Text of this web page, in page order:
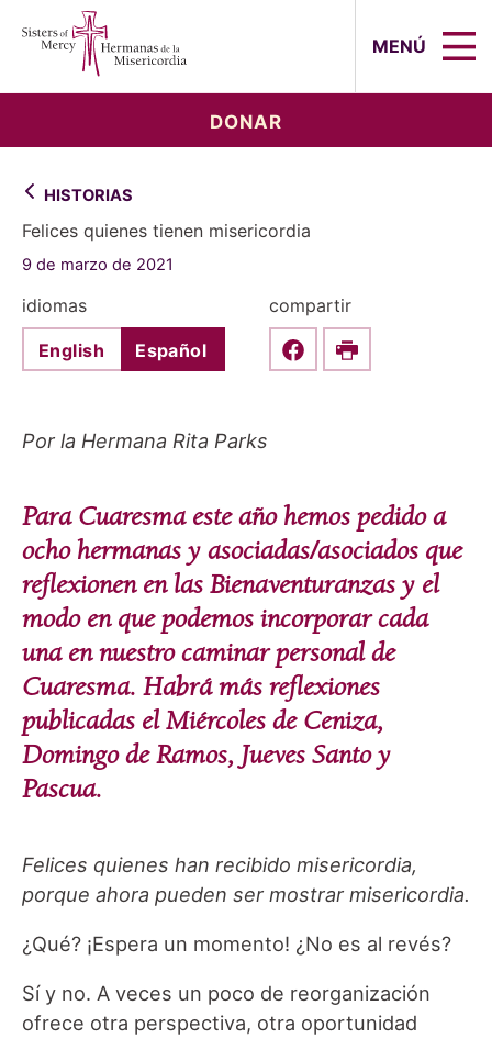
MENÚ
DONAR
HISTORIAS
Felices quienes tienen misericordia
9 de marzo de 2021
idiomas
English Español
compartir
Share this on Facebook
Print
Por la Hermana Rita Parks
Para Cuaresma este año hemos pedido a
ocho hermanas y asociadas/asociados que
reflexionen en las Bienaventuranzas y el
modo en que podemos incorporar cada
una en nuestro caminar personal de
Cuaresma. Habrá más reflexiones
publicadas el Miércoles de Ceniza,
Domingo de Ramos, Jueves Santo y
Pascua.
Felices quienes han recibido misericordia,
porque ahora pueden ser mostrar misericordia.
¿Qué? ¡Espera un momento! ¿No es al revés?
Sí y no. A veces un poco de reorganización
ofrece otra perspectiva, otra oportunidad